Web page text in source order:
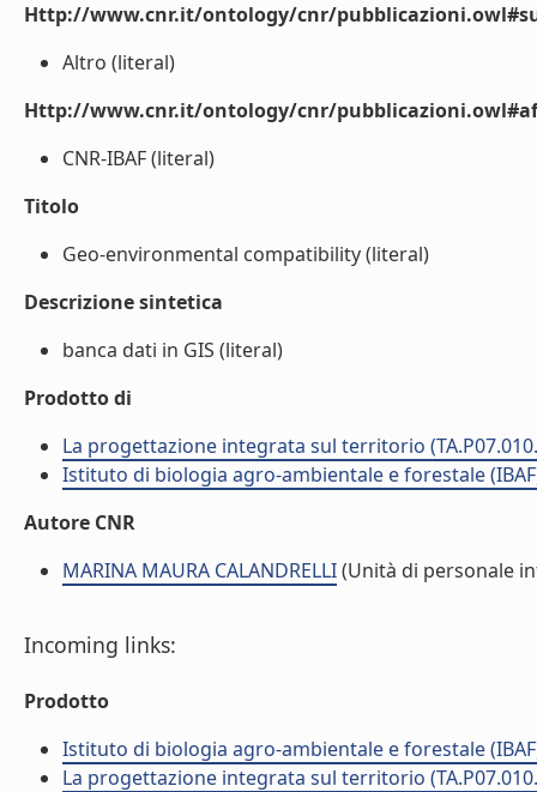
Http://www.cnr.it/ontology/cnr/
Altro (literal)
Http://www.cnr.it/ontology/cnr/
CNR-IBAF (literal)
Titolo
Geo-environmental compatibility (literal)
Descrizione sintetica
banca dati in GIS (literal)
Prodotto di
La progettazione integrata sul territorio
Istituto di biologia agro-ambientale e forestale
Autore CNR
MARINA MAURA CALANDRELLI(Unità di personale
Incoming links:
Prodotto
Istituto di biologia agro-ambientale e forestale
La progettazione integrata sul territorio